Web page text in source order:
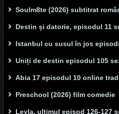
Soulm8te (2026) subtitrat
Destin și datorie, episodul 11
Istanbul cu susul în jos
Uniți de destin episodul 105
Abia 17 episodul 10 online
Preschool (2026) film comedie
Leyla, ultimul episod 126-127